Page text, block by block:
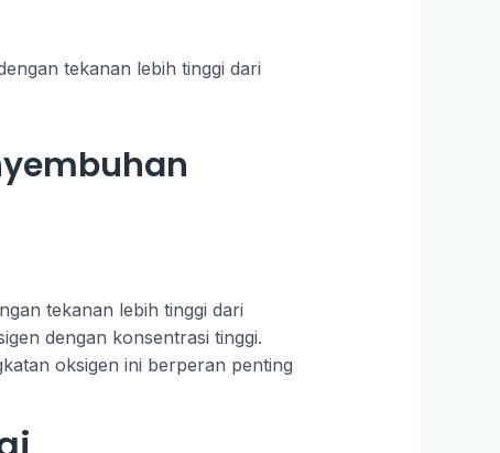
tekanan lebih tinggi dari
dengan konsentrasi tinggi.
oksigen ini berperan penting